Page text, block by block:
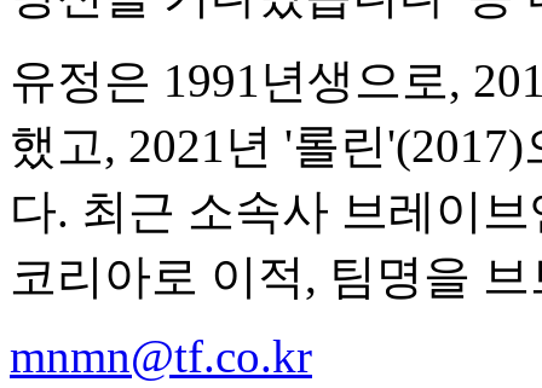
유정은 1991년생으로,
했고, 2021년 '롤린
다. 최근 소속사 브레이
코리아로 이적, 팀명을
mnmn@tf.co.kr